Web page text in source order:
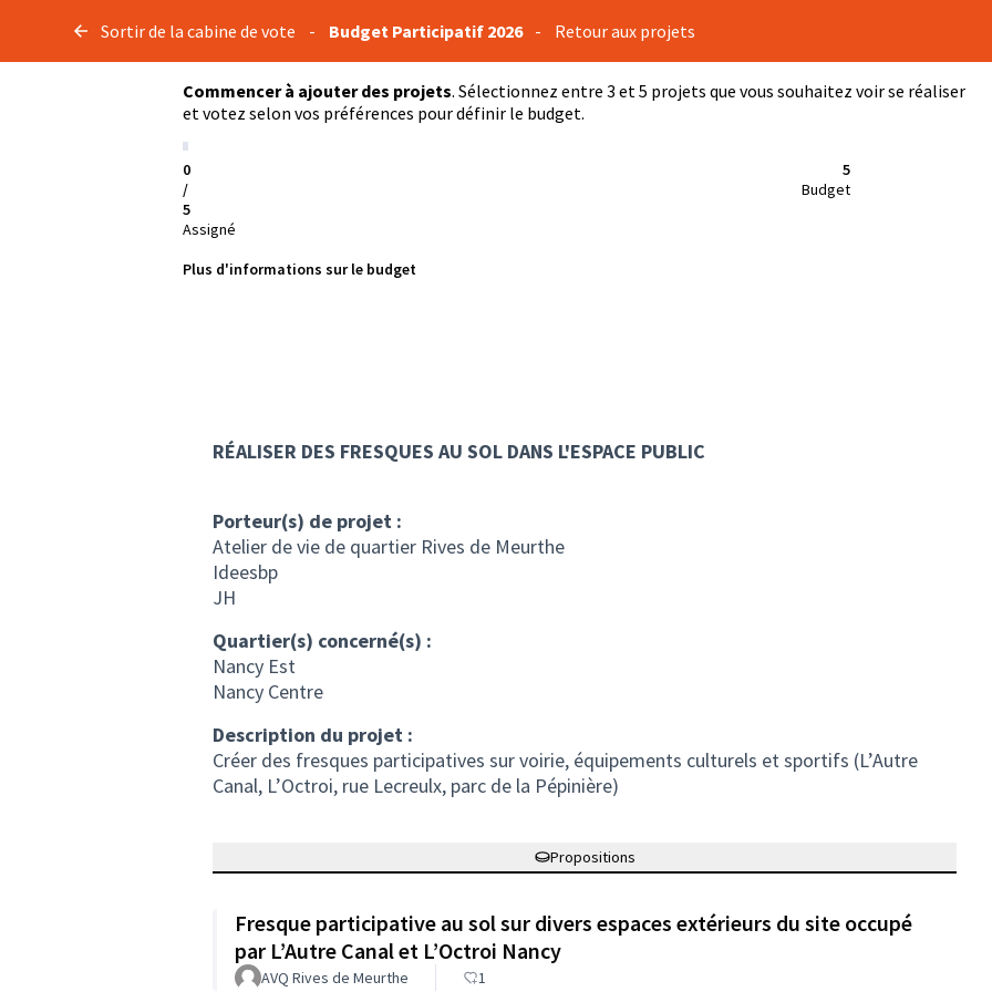
Sortir de la cabine de vote - Budget Participatif 2026 - Retour aux projets
Commencer à ajouter des projets. Sélectionnez entre 3 et 5 projets que vous souhaitez voir se réaliser
et votez selon vos préférences pour définir le budget.
0
/
5
Assigné
5
Budget
Plus d'informations sur le budget
RÉALISER DES FRESQUES AU SOL DANS L'ESPACE PUBLIC
Porteur(s) de projet :
Atelier de vie de quartier Rives de Meurthe
Ideesbp
JH
Quartier(s) concerné(s) :
Nancy Est
Nancy Centre
Description du projet :
Créer des fresques participatives sur voirie, équipements culturels et sportifs (L’Autre
Canal, L’Octroi, rue Lecreulx, parc de la Pépinière)
Propositions
Fresque participative au sol sur divers espaces extérieurs du site occupé
par L’Autre Canal et L’Octroi Nancy
AVQ Rives de Meurthe 1